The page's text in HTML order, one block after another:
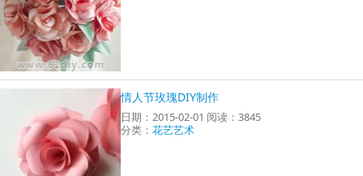
情人节玫瑰DIY制作
日期：2015-02-01 阅读：3845
分类：花艺艺术